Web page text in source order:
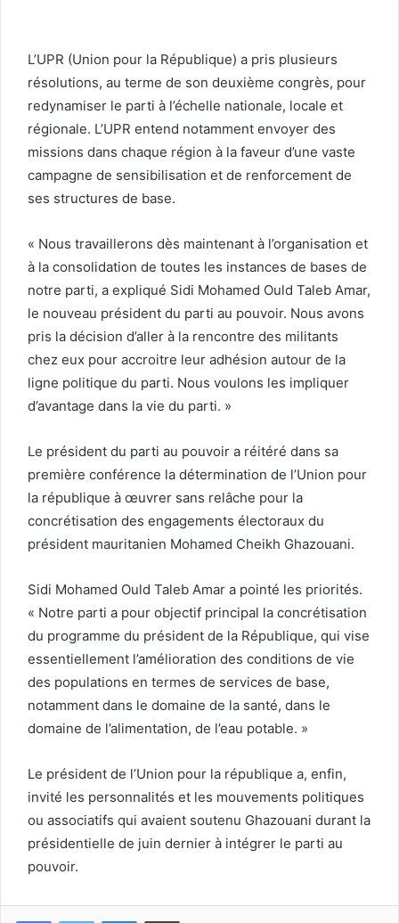
L’UPR (Union pour la République) a pris plusieurs
résolutions, au terme de son deuxième congrès, pour
redynamiser le parti à l’échelle nationale, locale et
régionale. L’UPR entend notamment envoyer des
missions dans chaque région à la faveur d’une vaste
campagne de sensibilisation et de renforcement de
ses structures de base.
« Nous travaillerons dès maintenant à l’organisation et
à la consolidation de toutes les instances de bases de
notre parti, a expliqué Sidi Mohamed Ould Taleb Amar,
le nouveau président du parti au pouvoir. Nous avons
pris la décision d’aller à la rencontre des militants
chez eux pour accroitre leur adhésion autour de la
ligne politique du parti. Nous voulons les impliquer
d’avantage dans la vie du parti. »
Le président du parti au pouvoir a réitéré dans sa
première conférence la détermination de l’Union pour
la république à œuvrer sans relâche pour la
concrétisation des engagements électoraux du
président mauritanien Mohamed Cheikh Ghazouani.
Sidi Mohamed Ould Taleb Amar a pointé les priorités.
« Notre parti a pour objectif principal la concrétisation
du programme du président de la République, qui vise
essentiellement l’amélioration des conditions de vie
des populations en termes de services de base,
notamment dans le domaine de la santé, dans le
domaine de l’alimentation, de l’eau potable. »
Le président de l’Union pour la république a, enfin,
invité les personnalités et les mouvements politiques
ou associatifs qui avaient soutenu Ghazouani durant la
présidentielle de juin dernier à intégrer le parti au
pouvoir.
FacebookTwitter LinkedinImprimer